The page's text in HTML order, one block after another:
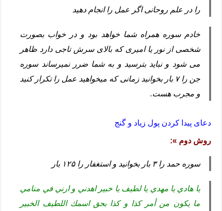
را در علم روحانی اگر عمل را انجام دهید
خادم سوره همراه شما خواهد بود و در خواب بصورت
شخصی از نور یا امیری که بالای سرش تاجی دارد ظاهر
می شود و نباید بترسید و به شما ضرر نمیرساند سوره
جن را ۷ بار بخوانید زمانی که میخواهید عمل را تکرار کنید
و مجرب هست.
دعای پیدا کردن پول زیاد و گنج
روش دوم »:
سوره حمد را ۳ بار بخوانید و استغفار را ۱۲۵ بار
يا هادي يا مهدي يا لطيف يا خبير اهدني و ارني في منامي
ما يكون من أمر كذا و كذا بحق اسمك اللطيف الخبير